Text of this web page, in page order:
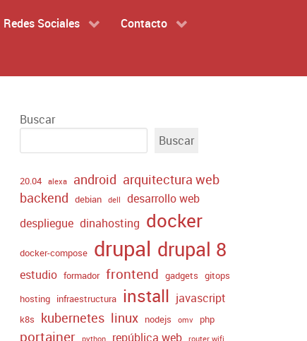
Redes Sociales Contacto
Buscar
Buscar
20.04 alexa android arquitectura web
backend debian dell
desarrollo web
despliegue dinahosting docker
docker-compose drupal drupal 8
estudio formador frontend gadgets gitops
hosting infraestructura install javascript
k8s kubernetes linux nodejs omv php
portainer república web